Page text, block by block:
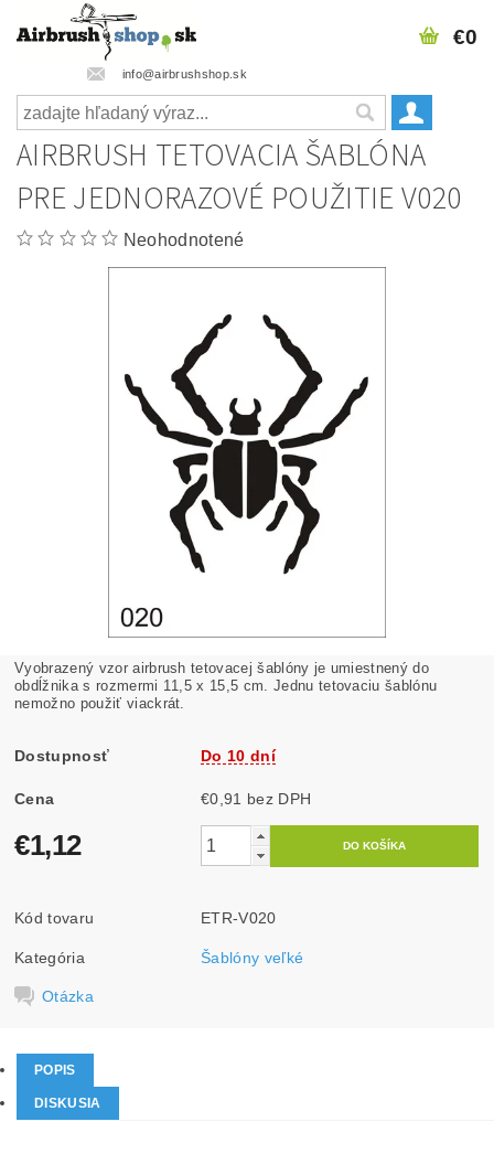
info@airbrushshop.sk
€0
AIRBRUSH TETOVACIA ŠABLÓNA
PRE JEDNORAZOVÉ POUŽITIE V020
Neohodnotené
Vyobrazený vzor airbrush tetovacej šablóny je umiestnený do
obdĺžnika s rozmermi 11,5 x 15,5 cm. Jednu tetovaciu šablónu
nemožno použiť viackrát.
Dostupnosť Do 10 dní
Cena €0,91 bez DPH
€1,12
Kód tovaru ETR-V020
Kategória Šablóny veľké
Otázka
POPIS
DISKUSIA